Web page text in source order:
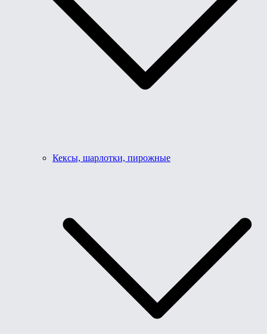
Кексы, шарлотки, пирожные